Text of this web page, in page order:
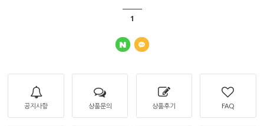
1
공지사항 상품문의 상품후기 FAQ